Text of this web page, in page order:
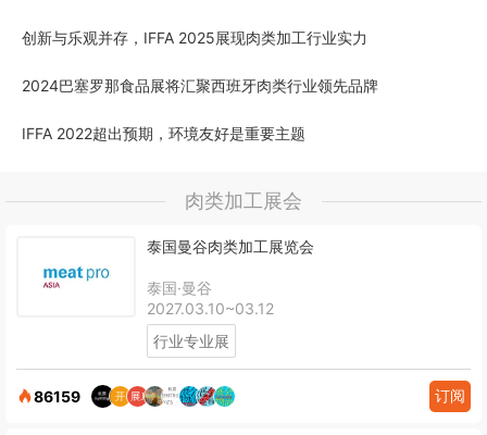
创新与乐观并存，IFFA 2025展现肉类加工行业实力
2024巴塞罗那食品展将汇聚西班牙肉类行业领先品牌
IFFA 2022超出预期，环境友好是重要主题
肉类加工展会
泰国曼谷肉类加工展览会
泰国·曼谷
2027.03.10~03.12
行业专业展
86159 订阅